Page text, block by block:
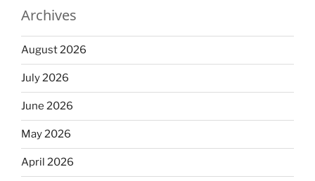
Archives
August 2026
July 2026
June 2026
May 2026
April 2026